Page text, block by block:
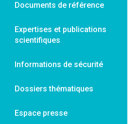
Documents de référence
Expertises et publications
scientifiques
Informations de sécurité
Dossiers thématiques
Espace presse